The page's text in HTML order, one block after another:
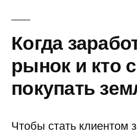
Когда
рынок и кто
покупать
Чтобы стать клиентом